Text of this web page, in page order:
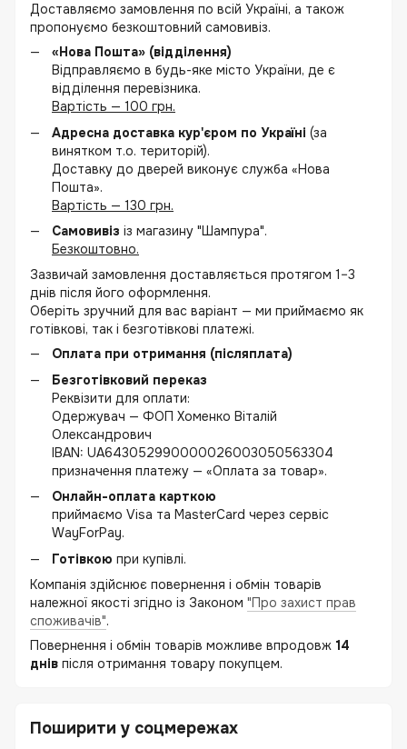
Доставляємо замовлення по всій Україні, а також
пропонуємо безкоштовний самовивіз.
«Нова Пошта» (відділення)
Відправляємо в будь-яке місто України, де є
відділення перевізника.
Вартість — 100 грн.
Адресна доставка кур'єром по Україні (за
винятком т.о. територій).
Доставку до дверей виконує служба «Нова
Пошта».
Вартість — 130 грн.
Самовивіз із магазину "Шампура".
Безкоштовно.
Зазвичай замовлення доставляється протягом 1–3
днів після його оформлення.
Оберіть зручний для вас варіант — ми приймаємо як
готівкові, так і безготівкові платежі.
Оплата при отримання (післяплата)
Безготівковий переказ
Реквізити для оплати:
Одержувач — ФОП Хоменко Віталій
Олександрович
IBAN: UA643052990000026003050563304
призначення платежу — «Оплата за товар».
Онлайн-оплата карткою
приймаємо Visa та MasterCard через сервіс
WayForPay.
Готівкою при купівлі.
Компанія здійснює повернення і обмін товарів
належної якості згідно із Законом "Про захист прав
споживачів".
Повернення і обмін товарів можливе впродовж 14
днів після отримання товару покупцем.
Поширити у соцмережах